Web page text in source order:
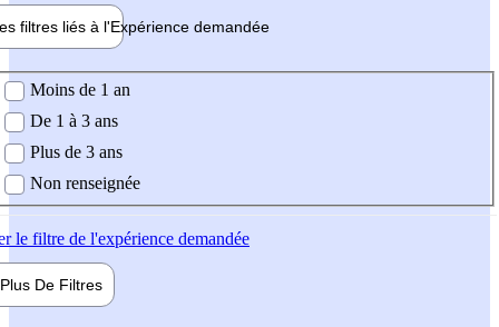
filtres liés à l'Expérience demandée
demandée
Moins de 1 an
De 1 à 3 ans
Plus de 3 ans
Non renseignée
le filtre de l'expérience demandée
Plus De Filtres